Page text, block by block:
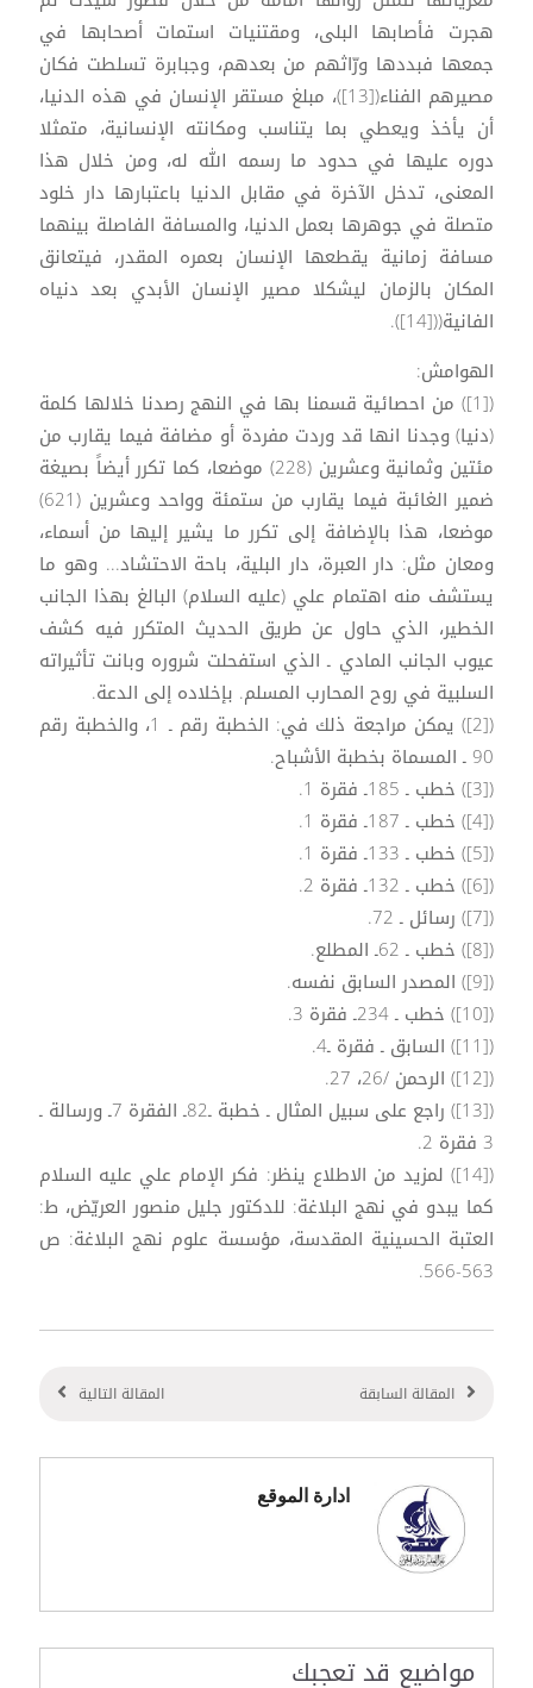
هجرت فأصابها البلى، ومقتنيات استمات أصحابها في
جمعها فبددها ورّاثهم من بعدهم، وجبابرة تسلطت فكان
مصيرهم الفناء([13])، مبلغ مستقر الإنسان في هذه الدنيا،
أن يأخذ ويعطي بما يتناسب ومكانته الإنسانية، متمثلا
دوره عليها في حدود ما رسمه الله له، ومن خلال هذا
المعنى، تدخل الآخرة في مقابل الدنيا باعتبارها دار خلود
متصلة في جوهرها بعمل الدنيا، والمسافة الفاصلة بينهما
مسافة زمانية يقطعها الإنسان بعمره المقدر، فيتعانق
المكان بالزمان ليشكلا مصير الإنسان الأبدي بعد دنياه
الفانية(([14]).
الهوامش:
([1]) من احصائية قسمنا بها في النهج رصدنا خلالها كلمة
(دنيا) وجدنا انها قد وردت مفردة أو مضافة فيما يقارب من
مئتين وثمانية وعشرين (228) موضعا، كما تكرر أيضاً بصيغة
ضمير الغائبة فيما يقارب من ستمئة وواحد وعشرين (621)
موضعا، هذا بالإضافة إلى تكرر ما يشير إليها من أسماء،
ومعان مثل: دار العبرة، دار البلية، باحة الاحتشاد... وهو ما
يستشف منه اهتمام علي (عليه السلام) البالغ بهذا الجانب
الخطير، الذي حاول عن طريق الحديث المتكرر فيه كشف
عيوب الجانب المادي ـ الذي استفحلت شروره وبانت تأثيراته
السلبية في روح المحارب المسلم. بإخلاده إلى الدعة.
([2]) يمكن مراجعة ذلك في: الخطبة رقم ـ 1، والخطبة رقم
90 ـ المسماة بخطبة الأشباح.
([3]) خطب ـ 185ـ فقرة 1.
([4]) خطب ـ 187ـ فقرة 1.
([5]) خطب ـ 133ـ فقرة 1.
([6]) خطب ـ 132ـ فقرة 2.
([7]) رسائل ـ 72.
([8]) خطب ـ 62ـ المطلع.
([9]) المصدر السابق نفسه.
([10]) خطب ـ 234ـ فقرة 3.
([11]) السابق ـ فقرة ـ4.
([12]) الرحمن /26، 27.
([13]) راجع على سبيل المثال ـ خطبة ـ82ـ الفقرة 7ـ ورسالة ـ
3 فقرة 2.
([14]) لمزيد من الاطلاع ينظر: فكر الإمام علي عليه السلام
كما يبدو في نهج البلاغة: للدكتور جليل منصور العريّض، ط:
العتبة الحسينية المقدسة، مؤسسة علوم نهج البلاغة: ص
563-566.
المقالة السابقة المقالة التالية
ادارة الموقع
مواضيع قد تعجبك